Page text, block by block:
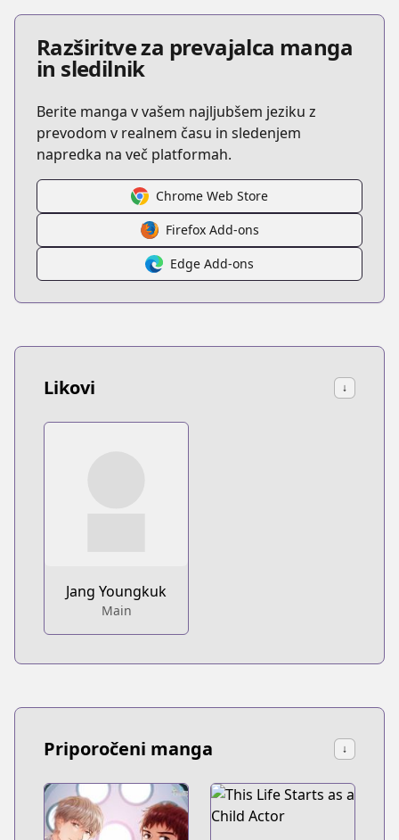
Razširitve za prevajalca manga
in sledilnik
Berite manga v vašem najljubšem jeziku z
prevodom v realnem času in sledenjem
napredka na več platformah.
Chrome Web Store
Firefox Add-ons
Edge Add-ons
Likovi ↓
Jang Youngkuk
Main
Priporočeni manga ↓